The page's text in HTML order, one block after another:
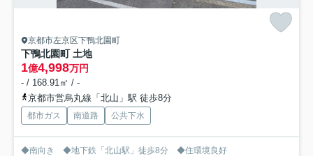
京都市左京区下鴨北園町
下鴨北園町 土地
1億4,998万円
- / 168.91㎡ / -
京都市営烏丸線「北山」駅 徒歩8分
都市ガス 南道路 公共下水
◆南向き ◆地下鉄「北山駅」徒歩8分 ◆住環境良好